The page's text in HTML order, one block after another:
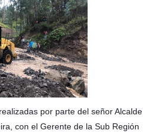
por parte del señor Alcalde
con el Gerente de la Sub Región